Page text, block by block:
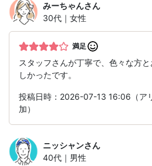
みーちゃんさん
30代｜女性
満足
スタッフさんが丁寧で、色々な方
しかったです。
投稿日時：2026-07-13 16:06（ア
加）
ニッシャンさん
40代｜男性